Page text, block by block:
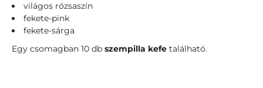
világos rózsaszín
fekete-pink
fekete-sárga
Egy csomagban 10 db szempilla kefe található.